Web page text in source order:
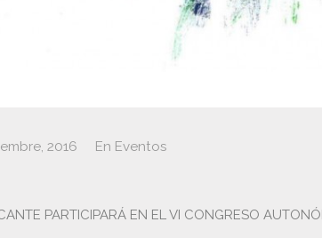
2016 En Eventos
PARTICIPARÁ EN EL VI CONGRESO